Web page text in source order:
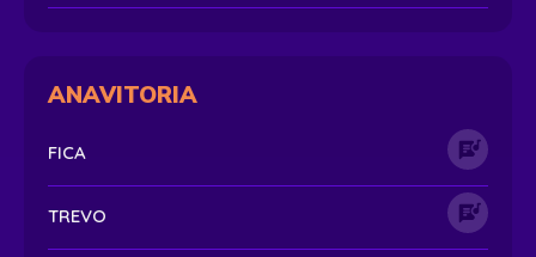
ANAVITORIA
FICA
TREVO